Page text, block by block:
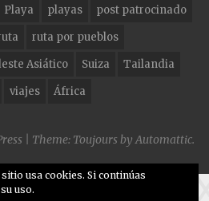
Playa playas
post patrocinado
ruta por pueblos
Asiático Suiza
Tailandia
viajes África
Theme: Toujours byAutomattic.
usa cookies. Si continúas
uso.